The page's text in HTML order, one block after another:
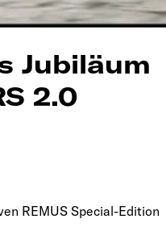
Jubiläum
2.0
REMUS Special-Edition